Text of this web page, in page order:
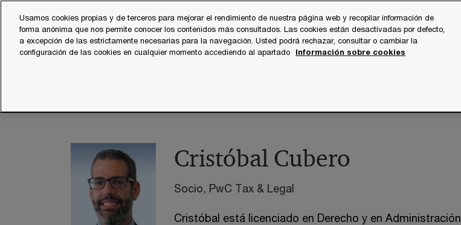
content
footer
Servicios Sectores Temas clave Quiénes somos
Cristóbal Cubero
Socio, PwC Tax & Legal
Cristóbal está licenciado en Derecho y en Administración
Usamos cookies propias y de terceros para mejorar el rendimiento de nuestra página web y recopilar información de
forma anónima que nos permite conocer los contenidos más consultados. Las cookies están desactivadas por defecto,
a excepción de las estrictamente necesarias para la navegación. Usted podrá rechazar, consultar o cambiar la
configuración de las cookies en cualquier momento accediendo al apartado
Información sobre cookies